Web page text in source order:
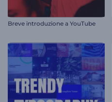
Breve introduzione a YouTube